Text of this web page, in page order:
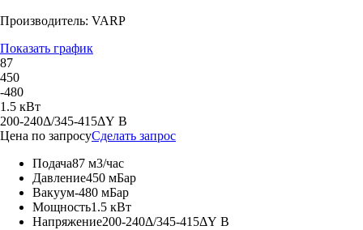
Производитель: VARP
Показать график
87
450
-480
1.5 кВт
200-240Δ/345-415ΔY В
Цена по запросуСделать запрос
Подача87 м3/час
Давление450 мБар
Вакуум-480 мБар
Мощность1.5 кВт
Напряжение200-240Δ/345-415ΔY В